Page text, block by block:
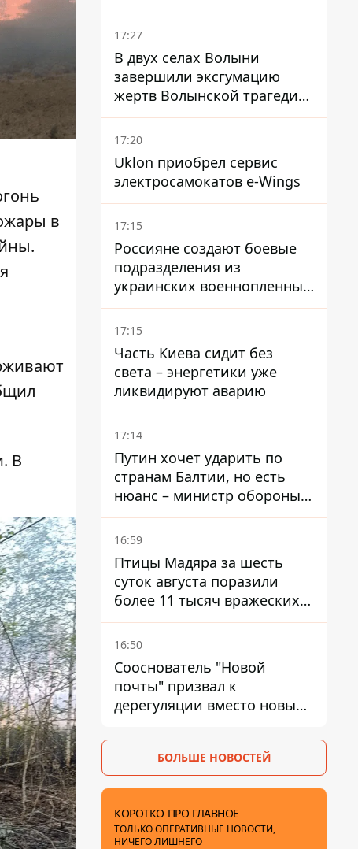
в
В
проливу - заключение
зависит от снятия блокады
17:27
В двух селах Волыни
завершили эксгумацию
жертв Волынской трагедии
– нашли останки 54 поляков
17:20
Uklon приобрел сервис
электросамокатов e-Wings
17:15
Россияне создают боевые
подразделения из
украинских военнопленных
- ISW
17:15
Часть Киева сидит без
света – энергетики уже
ликвидируют аварию
17:14
Путин хочет ударить по
странам Балтии, но есть
нюанс – министр обороны
Литвы сделал заявление
16:59
Птицы Мадяра за шесть
суток августа поразили
более 11 тысяч вражеских
целей и ликвидировали
около двух тысяч
16:50
Сооснователь "Новой
почты" призвал к
дерегуляции вместо новых
БОЛЬШЕ НОВОСТЕЙ
КОРОТКО ПРО ГЛАВНОЕ
ТОЛЬКО ОПЕРАТИВНЫЕ НОВОСТИ,
НИЧЕГО ЛИШНЕГО